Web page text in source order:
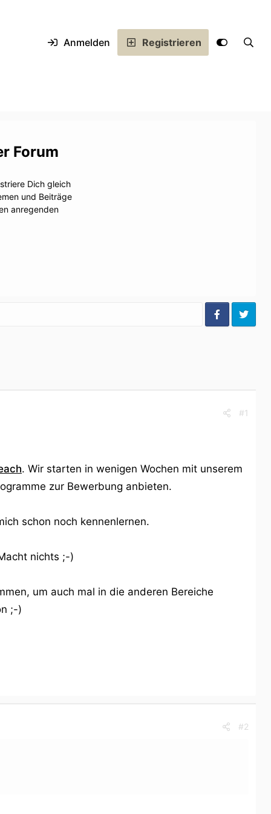
Anmelden Registrieren
Forum
Dich gleich
und Beiträge
anregenden
#1
. Wir starten in wenigen Wochen mit unserem
zur Bewerbung anbieten.
schon noch kennenlernen.
nichts ;-)
um auch mal in die anderen Bereiche
;-)
#2